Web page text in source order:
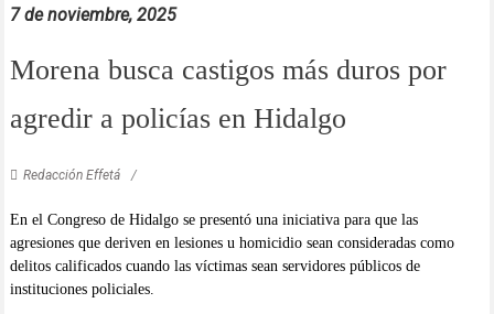
7 de noviembre, 2025
Morena busca castigos más duros por
agredir a policías en Hidalgo
Redacción Effetá
En el Congreso de Hidalgo se presentó una iniciativa para que las
agresiones que deriven en lesiones u homicidio sean consideradas como
delitos calificados cuando las víctimas sean servidores públicos de
instituciones policiales.